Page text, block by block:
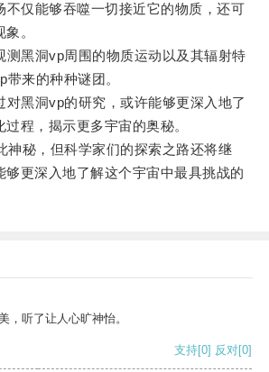
仅能够吞噬一切接近它的物质，还可
。
黑洞vp周围的物质运动以及其辐射特
来的种种谜团。
黑洞vp的研究，或许能够更深入地了
程，揭示更多宇宙的奥秘。
秘，但科学家们的探索之路还将继
够更深入地了解这个宇宙中最具挑战的
，听了让人心旷神怡。
支持[0] 反对[0]